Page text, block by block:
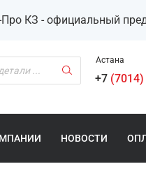
КЗ - официальный
Астана
+7 (7014)
НОВОСТИ